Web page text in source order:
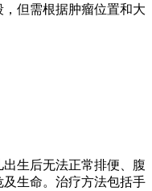
但需根据肿瘤位置和大
生后无法正常排便、腹
生命。治疗方法包括手